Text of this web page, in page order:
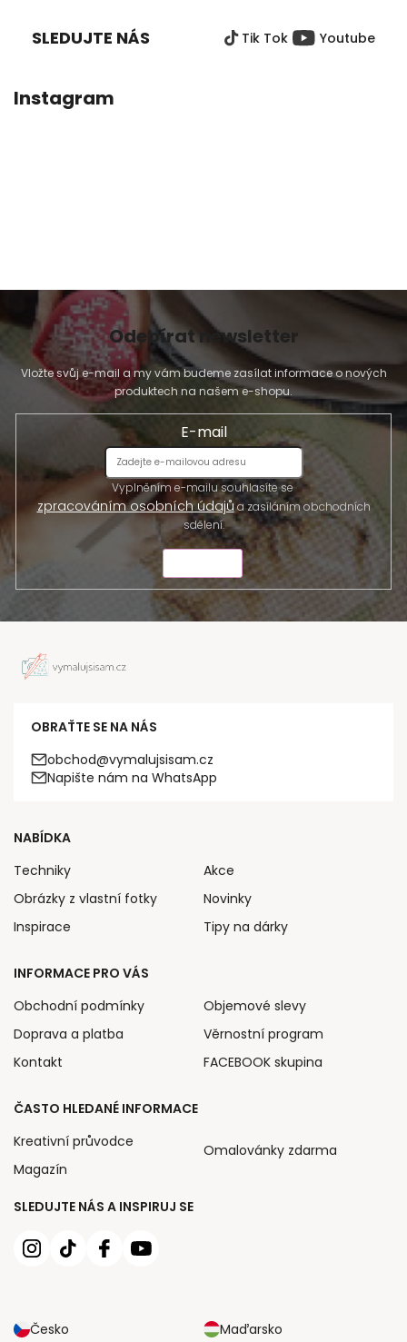
SLEDUJTE NÁS Tik Tok Youtube
Instagram
Odebírat newsletter
Vložte svůj e-mail a my vám budeme zasílat informace o nových
produktech na našem e-shopu.
E-mail
Vyplněním e-mailu souhlasíte se
zpracováním osobních údajůa zasíláním obchodních
sdělení.
OBRAŤTE SE NA NÁS
obchod@vymalujsisam.cz
Napište nám na WhatsApp
SLEDUJTE NÁS A INSPIRUJ SE
Česko Maďarsko
NABÍDKA
Techniky
Obrázky z vlastní fotky
Inspirace
Akce
Novinky
Tipy na dárky
INFORMACE PRO VÁS
Obchodní podmínky
Doprava a platba
Kontakt
Objemové slevy
Věrnostní program
FACEBOOK skupina
ČASTO HLEDANÉ INFORMACE
Kreativní průvodce
Magazín
Omalovánky zdarma